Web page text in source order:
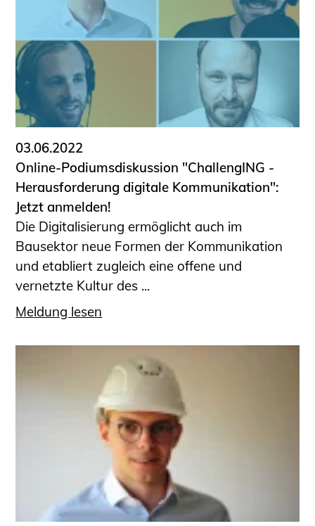
03.06.2022
Online-Podiumsdiskussion "ChallengING -
Herausforderung digitale Kommunikation":
Jetzt anmelden!
Die Digitalisierung ermöglicht auch im
Bausektor neue Formen der Kommunikation
und etabliert zugleich eine offene und
vernetzte Kultur des ...
Meldung lesen